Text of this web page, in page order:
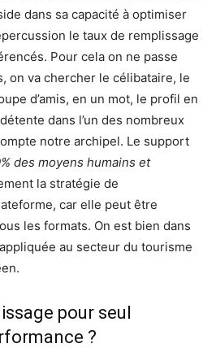
dans sa capacité à optimiser
le taux de remplissage
Pour cela on ne passe
on va chercher le célibataire, le
d’amis, en un mot, le profil en
dans l’un des nombreux
notre archipel. Le support
des moyens humains et
la stratégie de
car elle peut être
les formats. On est bien dans
au secteur du tourisme
pour seul
?